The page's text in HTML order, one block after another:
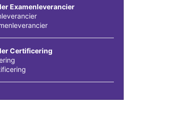
Examenleverancier
Certificering